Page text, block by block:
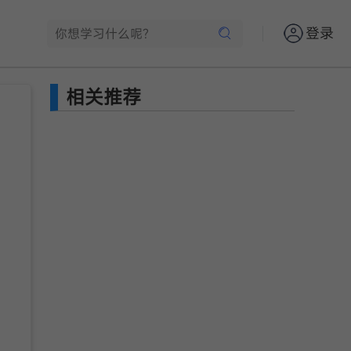
登录
相关推荐